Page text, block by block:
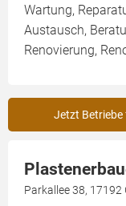
Wartung,
Austausch,
Renovierung,
Jetzt Betriebe
Parkallee 38,